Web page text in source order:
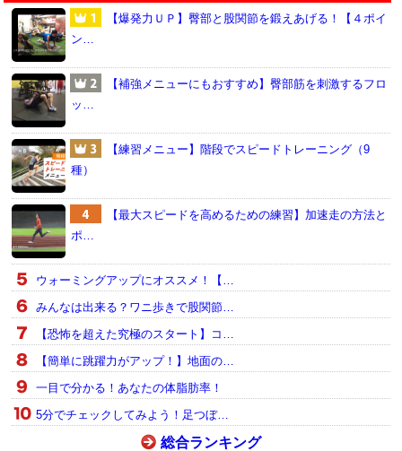
【爆発力ＵＰ】臀部と股関節を鍛えあげる！【４ポイ
ン…
【補強メニューにもおすすめ】臀部筋を刺激するフロ
ッ…
【練習メニュー】階段でスピードトレーニング（9
種）
【最大スピードを高めるための練習】加速走の方法と
ポ…
ウォーミングアップにオススメ！【…
みんなは出来る？ワニ歩きで股関節…
【恐怖を超えた究極のスタート】コ…
【簡単に跳躍力がアップ！】地面の…
一目で分かる！あなたの体脂肪率！
5分でチェックしてみよう！足つぼ…
総合ランキング